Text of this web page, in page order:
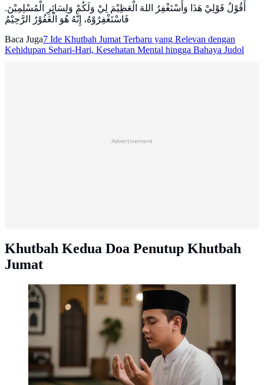
أَقُوْلُ قَوْلِيْ هَذَا وَأَسْتَغْفِرُ اللهَ الْعَظِيْمَ لِيْ وَلَكُمْ وَلِسَائِرِ الْمُسْلِمِيْنَ.
فَاسْتَغْفِرُوْهُ، إِنَّهُ هُوَ الْغَفُوْرُ الرَّحِيْمُ
Baca Juga7 Ide Khutbah Jumat Terbaru yang Relevan dengan
Kehidupan Sehari-Hari, Kesehatan Mental hingga Bahaya Judol
Advertisement
Khutbah Kedua Doa Penutup Khutbah
Jumat